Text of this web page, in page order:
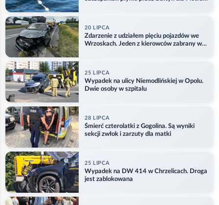
20 LIPCA
Zdarzenie z udziałem pięciu pojazdów we
Wrzoskach. Jeden z kierowców zabrany w
25 LIPCA
Wypadek na ulicy Niemodlińskiej w Opolu.
Dwie osoby w szpitalu
28 LIPCA
Śmierć czterolatki z Gogolina. Są wyniki
sekcji zwłok i zarzuty dla matki
25 LIPCA
Wypadek na DW 414 w Chrzelicach. Droga
jest zablokowana